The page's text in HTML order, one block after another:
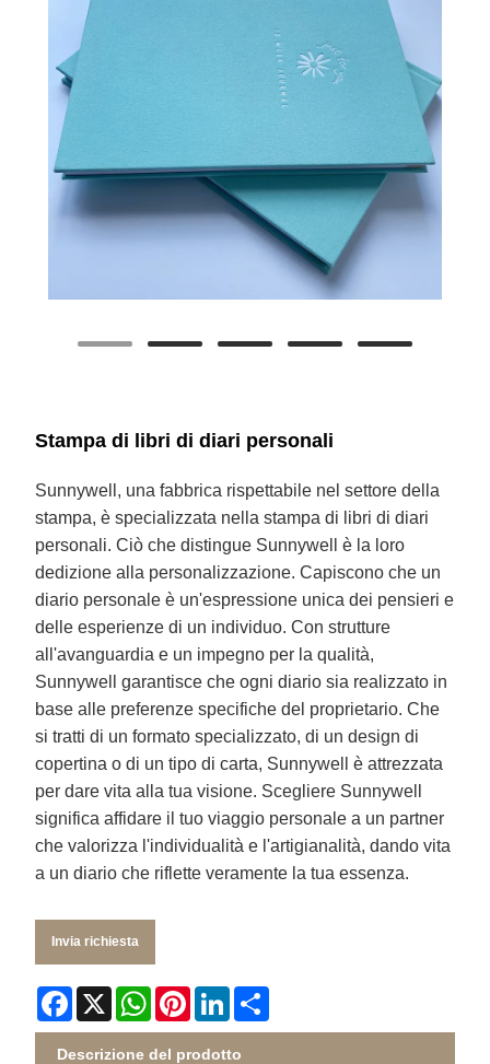
Stampa di libri di diari personali
Sunnywell, una fabbrica rispettabile nel settore della
stampa, è specializzata nella stampa di libri di diari
personali. Ciò che distingue Sunnywell è la loro
dedizione alla personalizzazione. Capiscono che un
diario personale è un'espressione unica dei pensieri e
delle esperienze di un individuo. Con strutture
all'avanguardia e un impegno per la qualità,
Sunnywell garantisce che ogni diario sia realizzato in
base alle preferenze specifiche del proprietario. Che
si tratti di un formato specializzato, di un design di
copertina o di un tipo di carta, Sunnywell è attrezzata
per dare vita alla tua visione. Scegliere Sunnywell
significa affidare il tuo viaggio personale a un partner
che valorizza l'individualità e l'artigianalità, dando vita
a un diario che riflette veramente la tua essenza.
Invia richiesta
Facebook
X WhatsApp
PinterestLinkedIn
Descrizione del prodotto